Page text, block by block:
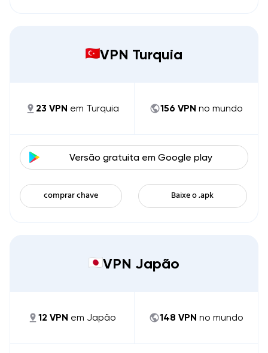
VPN Turquia
23 VPN em Turquia 156 VPN no mundo
Versão gratuita em Google play
comprar chave Baixe o .apk
VPN Japão
12 VPN em Japão 148 VPN no mundo